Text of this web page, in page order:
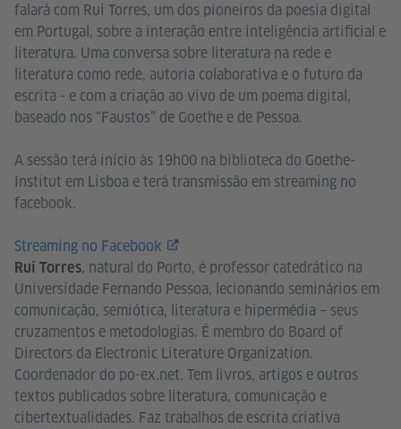
falará com Rui Torres, um dos pioneiros da poesia digital
em Portugal, sobre a interação entre inteligência artificial e
literatura. Uma conversa sobre literatura na rede e
literatura como rede, autoria colaborativa e o futuro da
escrita - e com a criação ao vivo de um poema digital,
baseado nos “Faustos” de Goethe e de Pessoa.
A sessão terá início às 19h00 na biblioteca do Goethe-
Institut em Lisboa e terá transmissão em streaming no
facebook.
Streaming no Facebook
Rui Torres, natural do Porto, é professor catedrático na
Universidade Fernando Pessoa, lecionando seminários em
comunicação, semiótica, literatura e hipermédia – seus
cruzamentos e metodologias. É membro do Board of
Directors da Electronic Literature Organization.
Coordenador do po-ex.net. Tem livros, artigos e outros
textos publicados sobre literatura, comunicação e
cibertextualidades. Faz trabalhos de escrita criativa